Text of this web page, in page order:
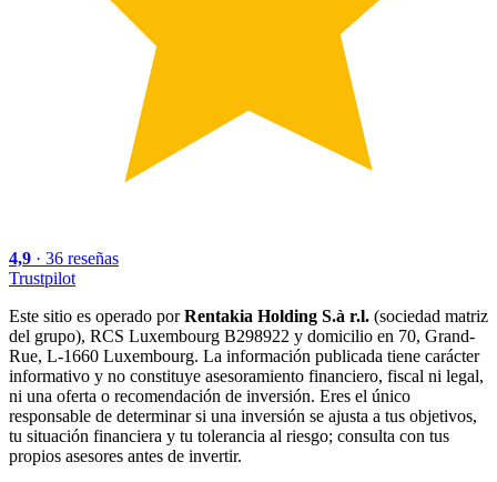
4,9 · 36 reseñas
Trustpilot
Este sitio es operado porRentakia Holding S.à r.l. (sociedad matriz
del grupo), RCS Luxembourg B298922 y domicilio en 70, Grand-
Rue, L-1660 Luxembourg. La información publicada tiene carácter
informativo y no constituye asesoramiento financiero, fiscal ni legal,
ni una oferta o recomendación de inversión. Eres el único
responsable de determinar si una inversión se ajusta a tus objetivos,
tu situación financiera y tu tolerancia al riesgo; consulta con tus
propios asesores antes de invertir.